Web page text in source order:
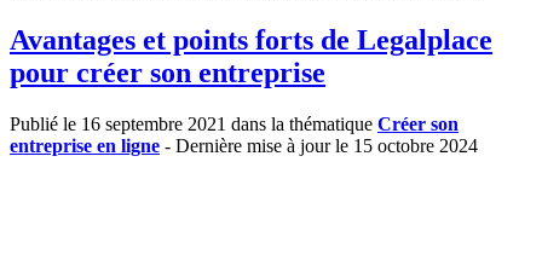
Avantages et points forts de Legalplace
pour créer son entreprise
Publié le 16 septembre 2021 dans la thématique Créer son
entreprise en ligne - Dernière mise à jour le 15 octobre 2024